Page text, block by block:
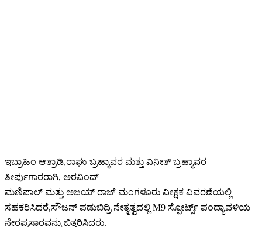
ಇಬ್ರಾಹಿಂ ಆತ್ರಾಡಿ,ರಾಘು ಬ್ರಹ್ಮಾವರ ಮತ್ತು ವಿನೀತ್ ಬ್ರಹ್ಮಾವರ
ತೀರ್ಪುಗಾರರಾಗಿ, ಅರವಿಂದ್
ಮಣಿಪಾಲ್ ಮತ್ತು ಅಜಯ್ ರಾಜ್ ಮಂಗಳೂರು ವೀಕ್ಷಕ ವಿವರಣೆಯಲ್ಲಿ
ಸಹಕರಿಸಿದರೆ,ಸೌಜನ್ ಪಡುಬಿದ್ರಿ ನೇತೃತ್ವದಲ್ಲಿ M9 ಸ್ಪೋರ್ಟ್ಸ್ ಪಂದ್ಯಾವಳಿಯ
ನೇರಪ್ರಸಾರವನ್ನು ಬಿತ್ತರಿಸಿದರು.